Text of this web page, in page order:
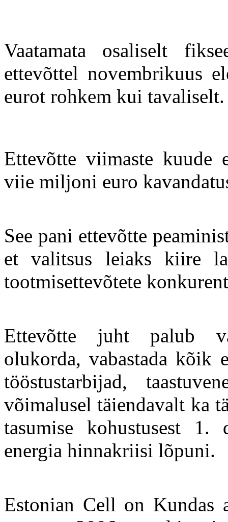
Vaatamata osaliselt
ettevõttel novembrikuus
eurot rohkem kui tavaliselt.
Ettevõtte viimaste kuude
viie miljoni euro
See pani ettevõtte
et valitsus leiaks kiire
tootmisettevõtete
Ettevõtte juht palub
olukorda, vabastada kõik
tööstustarbijad,
võimalusel täiendavalt ka
tasumise kohustusest 1.
energia hinnakriisi lõpuni.
Estonian Cell on Kundas